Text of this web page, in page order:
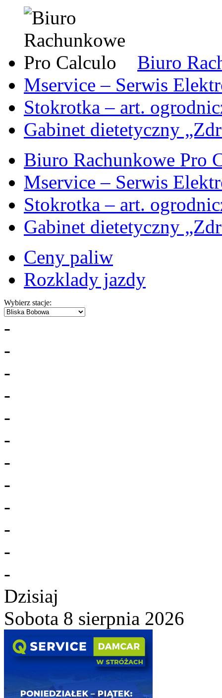
Biuro
Mservice – Serwis
Stokrotka – art.
Gabinet dietetyczny
Biuro Rachunkowe Pro
Mservice – Serwis
Stokrotka – art.
Gabinet dietetyczny
Ceny paliw
Rozklady jazdy
Wybierz stacje:
-
-
-
-
-
-
-
-
-
-
-
-
Dzisiaj
Sobota 8 sierpnia 2026